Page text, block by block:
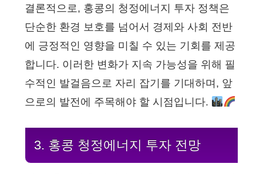
결론적으로, 홍콩의 청정에너지 투자 정책은
단순한 환경 보호를 넘어서 경제와 사회 전반
에 긍정적인 영향을 미칠 수 있는 기회를 제공
합니다. 이러한 변화가 지속 가능성을 위해 필
수적인 발걸음으로 자리 잡기를 기대하며, 앞
으로의 발전에 주목해야 할 시점입니다.
3. 홍콩 청정에너지 투자 전망